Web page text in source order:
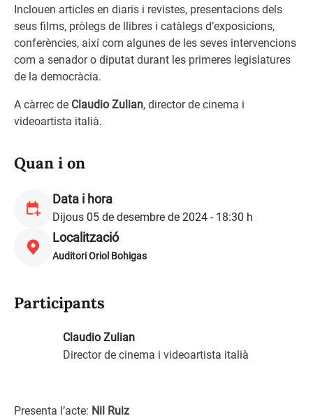
Inclouen articles en diaris i revistes, presentacions dels
seus films, pròlegs de llibres i catàlegs d’exposicions,
conferències, així com algunes de les seves intervencions
com a senador o diputat durant les primeres legislatures
de la democràcia.
A càrrec de Claudio Zulian, director de cinema i
videoartista italià.
Quan i on
Data i hora
Dijous 05 de desembre de 2024 - 18:30 h
Localització
Auditori Oriol Bohigas
Participants
Claudio Zulian
Director de cinema i videoartista italià
Presenta l’acte: Nil Ruiz